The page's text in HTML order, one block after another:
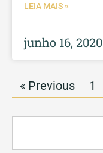
LEIA MAIS »
junho 16, 2020
« Previous 1